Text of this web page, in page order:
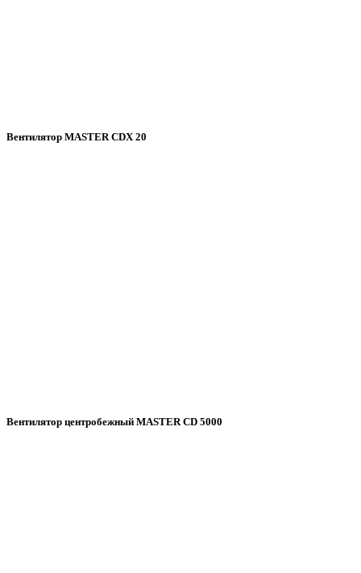
Вентилятор MASTER CDX 20
Вентилятор центробежный MASTER CD 5000